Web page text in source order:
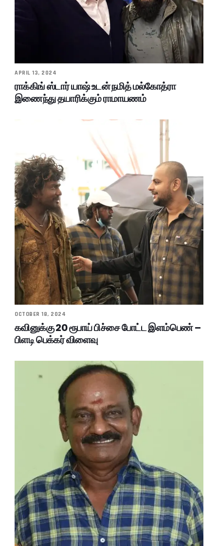
APRIL 13, 2024
ராக்கிங் ஸ்டார் யாஷ் உடன் நமித் மல்கோத்ரா
இணைந்து தயாரிக்கும் ராமாயணம்
OCTOBER 18, 2024
கவினுக்கு 20 ரூபாய் பிச்சை போட்ட இளம்பெண் –
பிளடி பெக்கர் விளைவு